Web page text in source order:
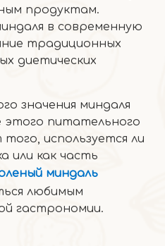
продуктам.
в современную
традиционных
диетических
значения миндаля
питательного
используется ли
или как часть
миндаль
любимым
гастрономии.